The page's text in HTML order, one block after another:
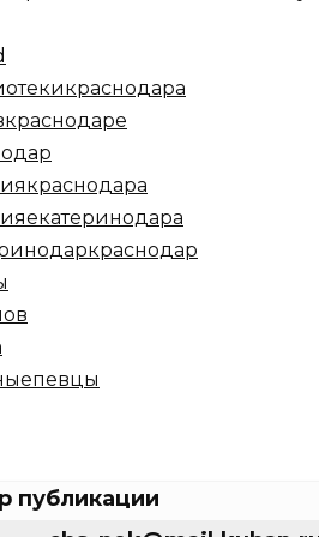
публикации